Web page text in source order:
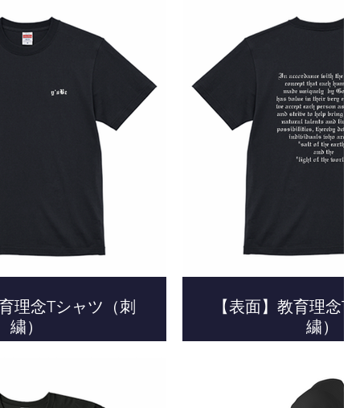
理念Tシャツ（刺
繍）
【表面】教育理念T
繍）